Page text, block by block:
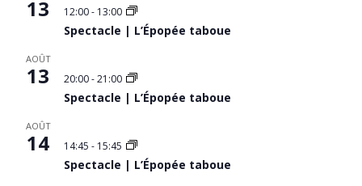
13 12:00- 13:00
Spectacle | L’Épopée taboue
AOÛT
13 20:00-21:00
Spectacle | L’Épopée taboue
AOÛT
14 14:45 - 15:45
Spectacle | L’Épopée taboue